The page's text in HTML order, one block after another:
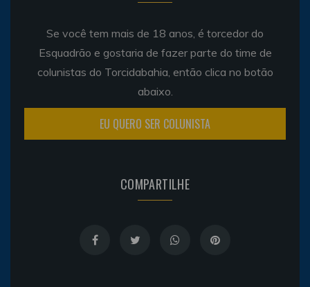
Se você tem mais de 18 anos, é torcedor do
Esquadrão e gostaria de fazer parte do time de
colunistas do Torcidabahia, então clica no botão
abaixo.
EU QUERO SER COLUNISTA
COMPARTILHE